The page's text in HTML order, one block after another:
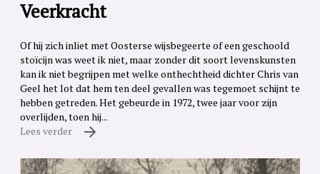
Veerkracht
Of hij zich inliet met Oosterse wijsbegeerte of een geschoold
stoïcijn was weet ik niet, maar zonder dit soort levenskunsten
kan ik niet begrijpen met welke onthechtheid dichter Chris van
Geel het lot dat hem ten deel gevallen was tegemoet schijnt te
hebben getreden. Het gebeurde in 1972, twee jaar voor zijn
overlijden, toen hij...
Lees verder